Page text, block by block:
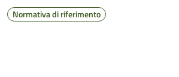
Normativa di riferimento